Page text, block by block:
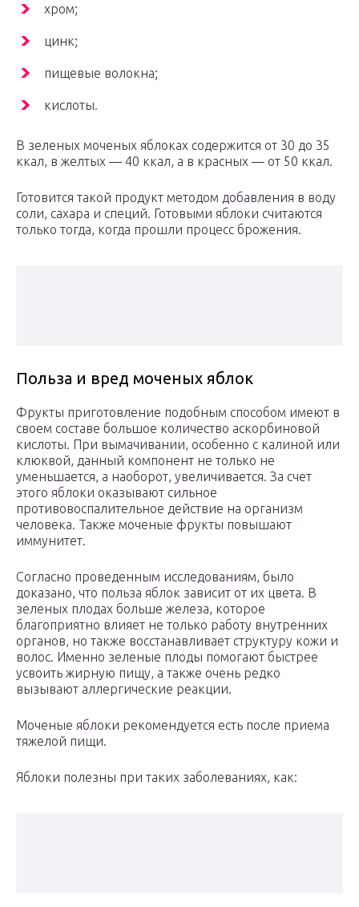
хром;
цинк;
пищевые волокна;
кислоты.
В зеленых моченых яблоках содержится от 30 до 35
ккал, в желтых — 40 ккал, а в красных — от 50 ккал.
Готовится такой продукт методом добавления в воду
соли, сахара и специй. Готовыми яблоки считаются
только тогда, когда прошли процесс брожения.
Польза и вред моченых яблок
Фрукты приготовление подобным способом имеют в
своем составе большое количество аскорбиновой
кислоты. При вымачивании, особенно с калиной или
клюквой, данный компонент не только не
уменьшается, а наоборот, увеличивается. За счет
этого яблоки оказывают сильное
противовоспалительное действие на организм
человека. Также моченые фрукты повышают
иммунитет.
Согласно проведенным исследованиям, было
доказано, что польза яблок зависит от их цвета. В
зеленых плодах больше железа, которое
благоприятно влияет не только работу внутренних
органов, но также восстанавливает структуру кожи и
волос. Именно зеленые плоды помогают быстрее
усвоить жирную пищу, а также очень редко
вызывают аллергические реакции.
Моченые яблоки рекомендуется есть после приема
тяжелой пищи.
Яблоки полезны при таких заболеваниях, как: